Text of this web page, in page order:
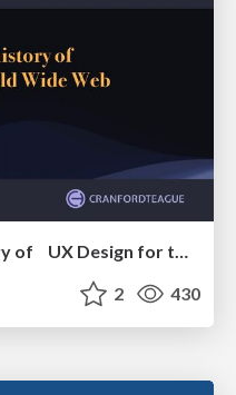
A brief & incomplete history of UX Design for the World Wide Web: 1989–2019
2 430